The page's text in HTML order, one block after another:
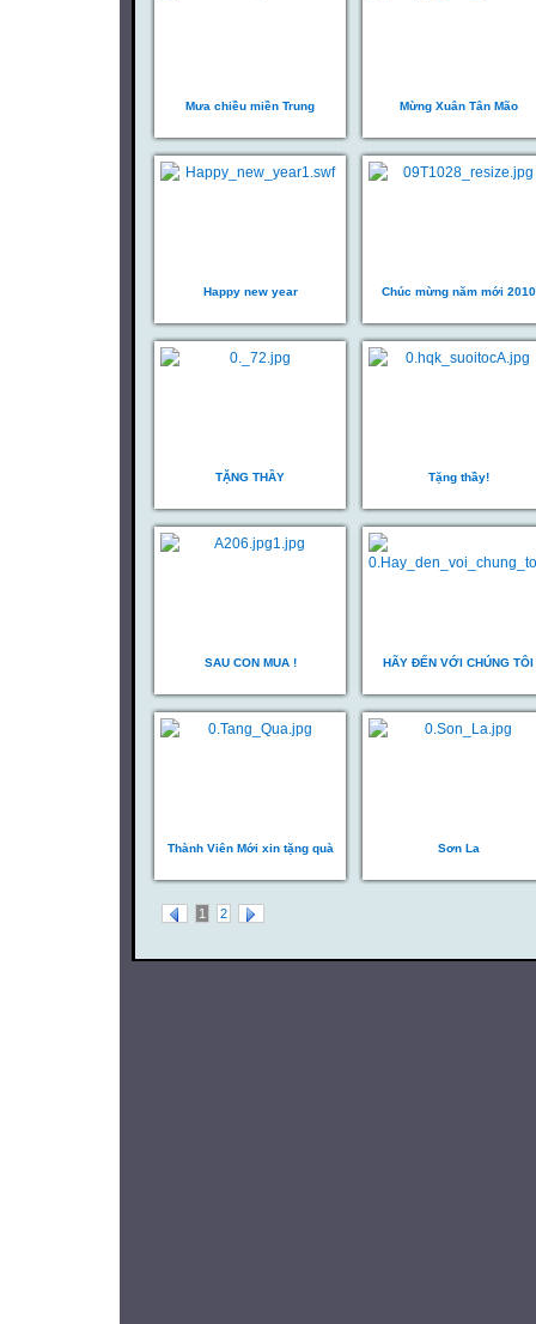
Mưa chiều miền Trung Mừng Xuân Tân Mão
Happy new year Chúc mừng năm mới 2010
TẶNG THẦY Tặng thầy!
SAU CON MUA ! HÃY ĐẾN VỚI CHÚNG TÔI
Thành Viên Mới xin tặng quà Sơn La
1 2